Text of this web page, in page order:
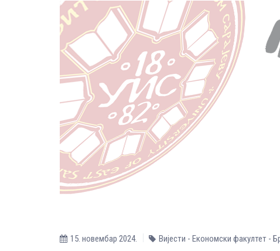
15. новембар 2024. Вијести - Економски факултет -